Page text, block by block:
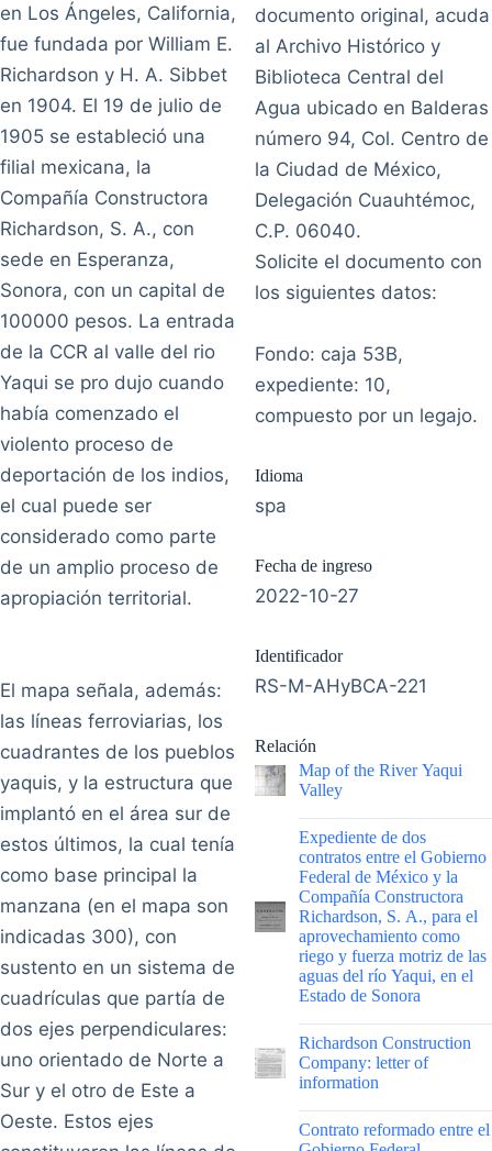
en Los Ángeles, California,
fue fundada por William E.
Richardson y H. A. Sibbet
en 1904. El 19 de julio de
1905 se estableció una
filial mexicana, la
Compañía Constructora
Richardson, S. A., con
sede en Esperanza,
Sonora, con un capital de
100000 pesos. La entrada
de la CCR al valle del rio
Yaqui se pro dujo cuando
había comenzado el
violento proceso de
deportación de los indios,
el cual puede ser
considerado como parte
de un amplio proceso de
apropiación territorial.
El mapa señala, además:
las líneas ferroviarias, los
cuadrantes de los pueblos
yaquis, y la estructura que
implantó en el área sur de
estos últimos, la cual tenía
como base principal la
manzana (en el mapa son
indicadas 300), con
sustento en un sistema de
cuadrículas que partía de
dos ejes perpendiculares:
uno orientado de Norte a
Sur y el otro de Este a
Oeste. Estos ejes
documento original, acuda
al Archivo Histórico y
Biblioteca Central del
Agua ubicado en Balderas
número 94, Col. Centro de
la Ciudad de México,
Delegación Cuauhtémoc,
C.P. 06040.
Solicite el documento con
los siguientes datos:
Fondo: caja 53B,
expediente: 10,
compuesto por un legajo.
Idioma
spa
Fecha de ingreso
2022-10-27
Identificador
RS-M-AHyBCA-221
Relación
Map of the River Yaqui
Valley
|
Expediente de dos
contratos entre el Gobierno
Federal de México y la
Compañía Constructora
Richardson, S. A., para el
aprovechamiento como
riego y fuerza motriz de las
aguas del río Yaqui, en el
Estado de Sonora
|
Richardson Construction
Company: letter of
information
Contrato reformado entre el